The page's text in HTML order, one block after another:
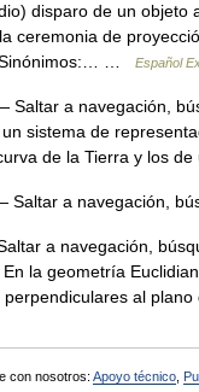
disparo de un objeto
ceremonia de
Sinónimos:… …
Español
Saltar a navegación,
sistema de
de la Tierra y los
a navegación,
a navegación,
la geometría
perpendiculares al
con nosotros: Apoyo técnico